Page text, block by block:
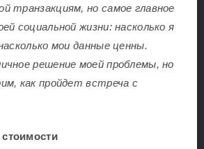
транзакциям, но самое главное
социальной жизни: насколько я
мои данные ценны.
решение моей проблемы, но
как пройдет встреча с